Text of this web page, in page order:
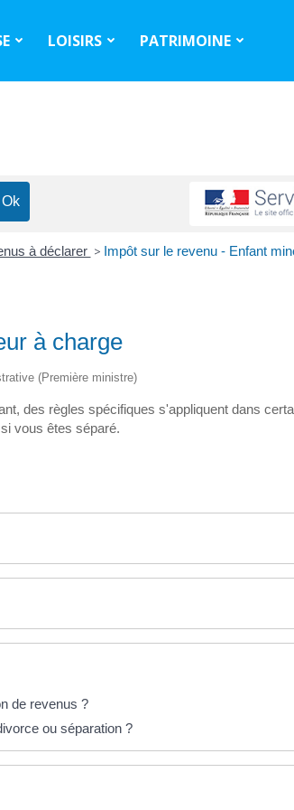
LOISIRS PATRIMOINE
à déclarer > Impôt sur le revenu - Enfant
à charge
(Première ministre)
des règles spécifiques s'appliquent dans
vous êtes séparé.
de revenus ?
ou séparation ?